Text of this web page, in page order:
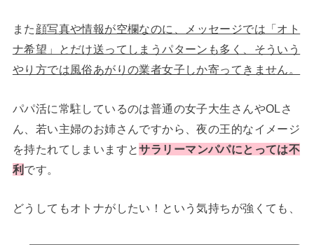
また 顔写真や情報が空欄なのに、メッセージでは「オト
ナ希望」とだけ送ってしまうパターンも多く、そういう
やり方では風俗あがりの業者女子しか寄ってきません。
パパ活に常駐しているのは普通の女子大生さんやOLさ
ん、若い主婦のお姉さんですから、夜の王的なイメージ
を持たれてしまいますとサラリーマンパパにとっては不
利 です。
どうしてもオトナがしたい！という気持ちが強くても、